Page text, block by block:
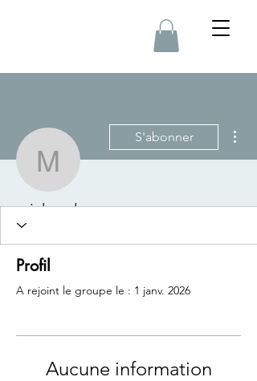
michaudom
S'abonner
michaudom
Profil
A rejoint le groupe le : 1 janv. 2026
Aucune information